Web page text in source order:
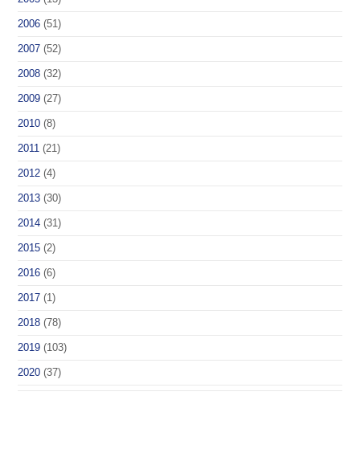
2006 (51)
2007 (52)
2008 (32)
2009 (27)
2010 (8)
2011 (21)
2012 (4)
2013 (30)
2014 (31)
2015 (2)
2016 (6)
2017 (1)
2018 (78)
2019 (103)
2020 (37)